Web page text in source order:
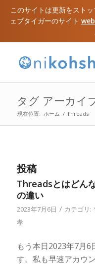
このサイトは更新をスト
ェブタイガーのサイト
タグ アーカイ
現在位置: ホーム / Threads
投稿
Threadsとはどん
の違い
2023年7月6日 / カテゴリ:
孝
もう本日2023年7月
す。私も早速アカウ